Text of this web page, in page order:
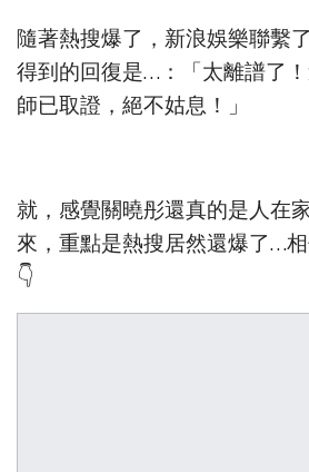
隨著熱搜爆了，新浪娛樂聯繫
得到的回復是…：「太離譜了
師已取證，絕不姑息！」
就，感覺關曉彤還真的是人在
來，重點是熱搜居然還爆了…
👇